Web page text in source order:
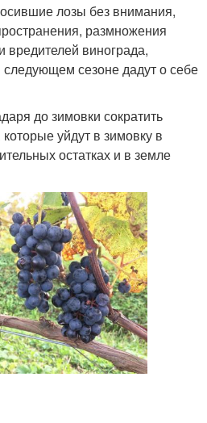
лозы без внимания,
размножения
вредителей винограда,
сезоне дадут о себе
до зимовки сократить
уйдут в зимовку в
остатках и в земле